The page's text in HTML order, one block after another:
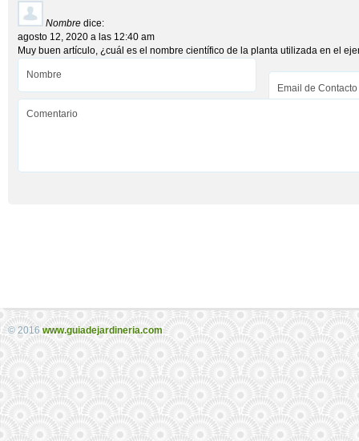
Nombre dice:
agosto 12, 2020 a las 12:40 am
Muy buen artículo, ¿cuál es el nombre científico de la planta utilizada en el
© 2016www.guiadejardineria.com